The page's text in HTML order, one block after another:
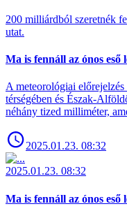
200 milliárdból szeretnék
utat.
Ma is fennáll az ónos eső
A meteorológiai
térségében és Észak-
néhány tized milliméter,
2025.01.23. 08:32
2025.01.23. 08:32
Ma is fennáll az ónos eső